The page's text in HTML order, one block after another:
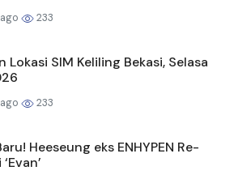
233
Lokasi SIM Keliling Bekasi, Selasa
233
Heeseung eks ENHYPEN Re-